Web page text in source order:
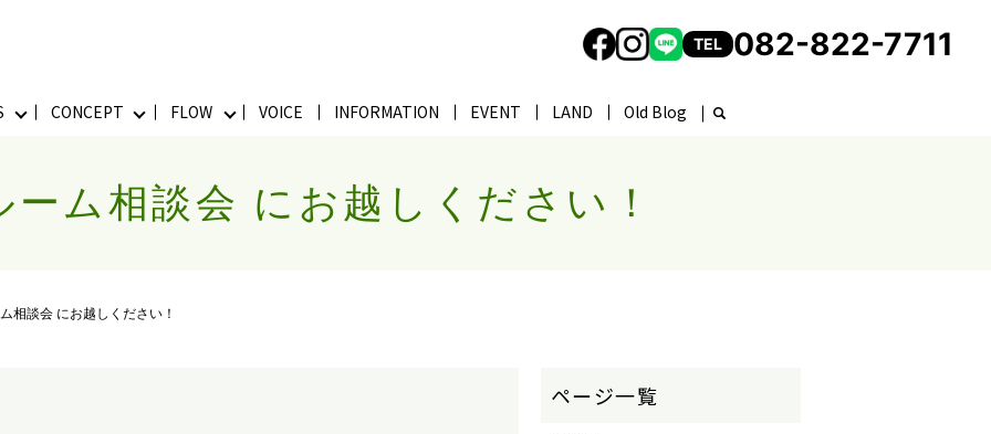
CONCEPT FLOW VOICE INFORMATION EVENT LAND Old Blog
TEL 082-822-7711
ーム相談会 にお越しください！
相談会 にお越しください！